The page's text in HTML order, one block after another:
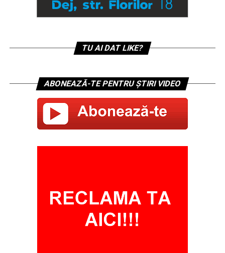
TU AI DAT LIKE?
ABONEAZĂ-TE PENTRU ȘTIRI VIDEO